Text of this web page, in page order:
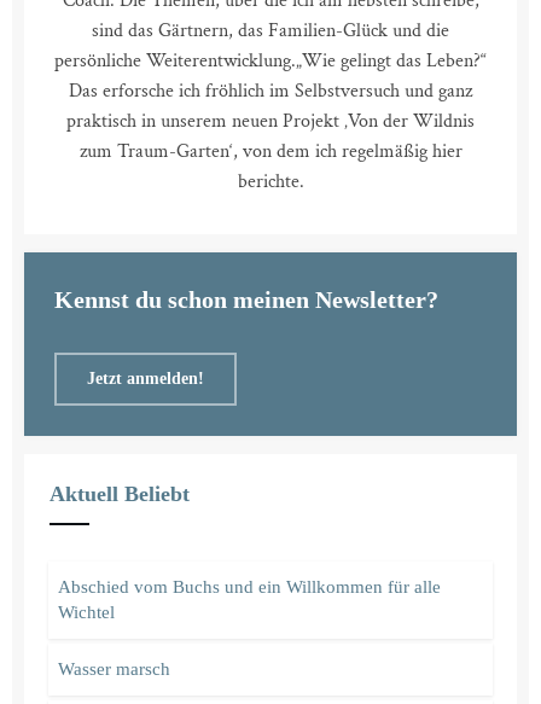
sind das Gärtnern, das Familien-Glück und die
persönliche Weiterentwicklung.„Wie gelingt das Leben?“
Das erforsche ich fröhlich im Selbstversuch und ganz
praktisch in unserem neuen Projekt ‚Von der Wildnis
zum Traum-Garten‘, von dem ich regelmäßig hier
berichte.
Kennst du schon meinen Newsletter?
Jetzt anmelden!
Aktuell Beliebt
Abschied vom Buchs und ein Willkommen für alle
Wichtel
Wasser marsch